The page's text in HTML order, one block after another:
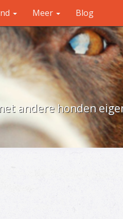
andere honden
Meer Blog